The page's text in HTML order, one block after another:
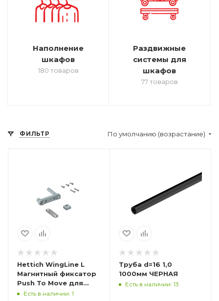
Наполнение
шкафов
180 товаров
Раздвижные
системы для
шкафов
77 товаров
ФИЛЬТР По умолчанию (возрастание)
Hettich WingLine L
Магнитный фиксатор
Push To Move для
Wingline L, под
Есть в наличии: 1
Труба d=16 1,0
1000мм ЧЕРНАЯ
Есть в наличии: 13